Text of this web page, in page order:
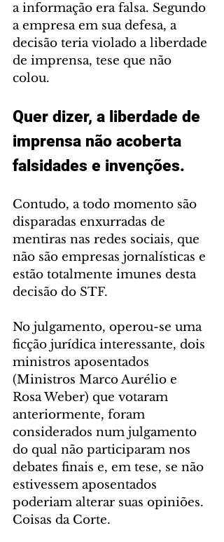
a informação era falsa. Segundo
a empresa em sua defesa, a
decisão teria violado a liberdade
de imprensa, tese que não
colou.
Quer dizer, a liberdade de
imprensa não acoberta
falsidades e invenções.
Contudo, a todo momento são
disparadas enxurradas de
mentiras nas redes sociais, que
não são empresas jornalísticas e
estão totalmente imunes desta
decisão do STF.
No julgamento, operou-se uma
ficção jurídica interessante, dois
ministros aposentados
(Ministros Marco Aurélio e
Rosa Weber) que votaram
anteriormente, foram
considerados num julgamento
do qual não participaram nos
debates finais e, em tese, se não
estivessem aposentados
poderiam alterar suas opiniões.
Coisas da Corte.